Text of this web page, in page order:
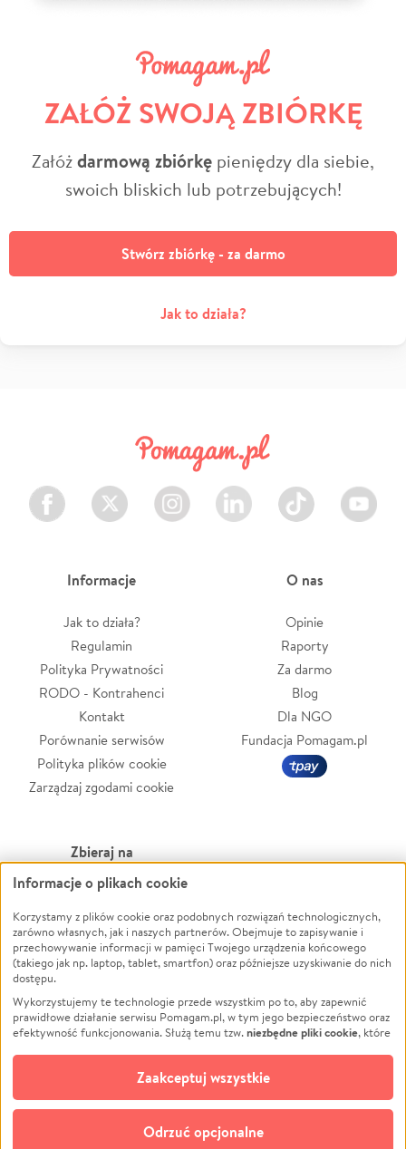
ZAŁÓŻ SWOJĄ ZBIÓRKĘ
Załóżdarmową zbiórkę pieniędzy dla siebie,
swoich bliskich lub potrzebujących!
Stwórz zbiórkę - za darmo
Jak to działa?
Facebook Twitter Instagram LinkedIn TikTok Youtube
Informacje
Jak to działa?
Regulamin
Polityka Prywatności
RODO - Kontrahenci
Kontakt
Porównanie serwisów
Polityka plików cookie
Zarządzaj zgodami cookie
O nas
Opinie
Raporty
Za darmo
Blog
Dla NGO
Fundacja Pomagam.pl
Zbieraj na
Leczenie
Zwierzęta
Pożar
Ukraina
Pomoc Finansowa
Projekty
Pogrzeb
Społeczność lokalna
Kultura
Powódź
Wichura
NGO
Edukacja
Podróż
Impreza
Ochrona środowiska
Biznes
Informacje o plikach cookie
Korzystamy z plików cookie oraz podobnych rozwiązań technologicznych,
zarówno własnych, jak i naszych partnerów. Obejmuje to zapisywanie i
przechowywanie informacji w pamięci Twojego urządzenia końcowego
(takiego jak np. laptop, tablet, smartfon) oraz późniejsze uzyskiwanie do nich
dostępu.
Wykorzystujemy te technologie przede wszystkim po to, aby zapewnić
prawidłowe działanie serwisu Pomagam.pl, w tym jego bezpieczeństwo oraz
efektywność funkcjonowania. Służą temu tzw.niezbędne pliki cookie, które
opcjonalnych plików cookie
technologii do celów analitycznych i retargetingowych. Możesz wyrazić
zgodę na ich stosowanie lub jej odmówić. W dowolnym momencie masz
możliwość zmiany swoich preferencji na stronie „Zarządzaj zgodami cookie”,
do której link znajdziesz w stopce serwisu Pomagam.pl. Opcjonalne pliki
Odrzuć opcjonalne
Zaakceptuj wszystkie